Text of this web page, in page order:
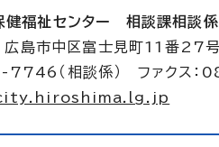
健福祉センター 相談課相談係
市中区富士見町11番27号
7746（相談係） ファクス